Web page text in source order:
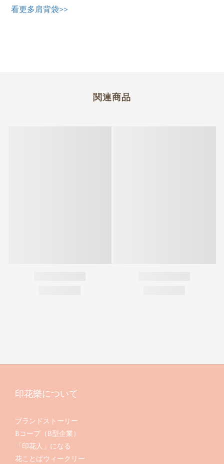
看更多肩背袋>>
関連商品
印花樂について
ブランドストーリー
Bコープ（B型企業）
「印花人」になる
花ことばウィークリー